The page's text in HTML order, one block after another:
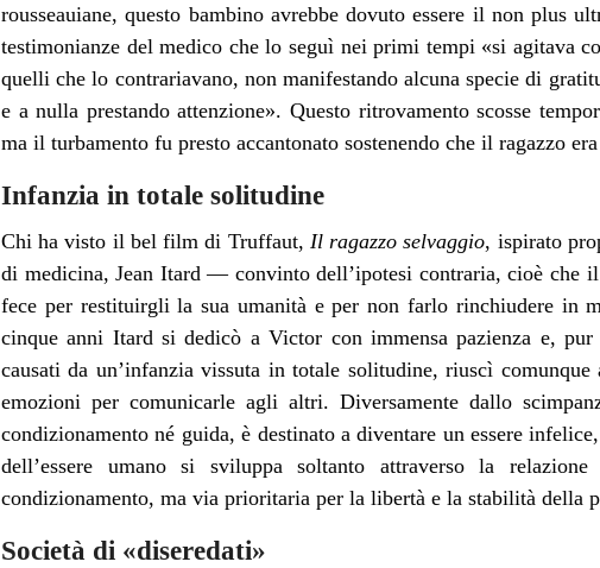
rousseauiane, questo bambino avrebbe dovuto essere il non plus
testimonianze del medico che lo seguì nei primi tempi «si agitava
quelli che lo contrariavano, non manifestando alcuna specie di
e a nulla prestando attenzione». Questo ritrovamento scosse
ma il turbamento fu presto accantonato sostenendo che il ragazzo
Infanzia in totale solitudine
Chi ha visto il bel film di Truffaut, Il ragazzo selvaggio, ispirato
di medicina, Jean Itard — convinto dell’ipotesi contraria, cioè che
fece per restituirgli la sua umanità e per non farlo rinchiudere in
cinque anni Itard si dedicò a Victor con immensa pazienza e,
causati da un’infanzia vissuta in totale solitudine, riuscì
emozioni per comunicarle agli altri. Diversamente dallo
condizionamento né guida, è destinato a diventare un essere
dell’essere umano si sviluppa soltanto attraverso la
condizionamento, ma via prioritaria per la libertà e la stabilità della
Società di «diseredati»